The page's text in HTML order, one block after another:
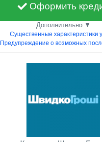
Оформить
Дополнительно ▼
Существенные характеристики
Предупреждение о возможных